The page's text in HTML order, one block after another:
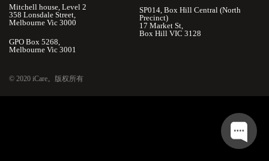
Mitchell house, Level 2
358 Lonsdale Street,
Melbourne Vic 3000
GPO Box 5268,
Melbourne Vic 3001
SP014, Box Hill Central (North
Precinct)
17 Market St,
Box Hill VIC 3128
© 2020 iCare。版权所有